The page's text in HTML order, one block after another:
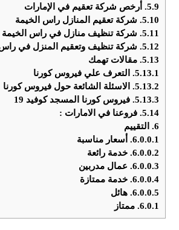
5.9. أرخص شركة تعقيم في الإمارات
5.10. شركة تعقيم المنازل راس الخيمة
5.11. شركة تنظيف منازل في راس الخيمة
5.12. شركة تنظيف وتعقيم المنزل في راس
5.13. مقالات تهمك
5.13.1.
التعرف علي فيروس كورنا
5.13.2.
الاسئلة الشائعة حول فيروس كورنا
5.13.3. فيروس كورنا المسجد كوفيد 19
5.14. فروعنا في الامارات :
6.
التقييم
6.0.0.1. أسعار مناسبة
6.0.0.2. خدمة رائعة
6.0.0.3. عمال مدربين
6.0.0.4. خدمة ممتازة
6.0.0.5. هائل
6.0.1. ممتاز